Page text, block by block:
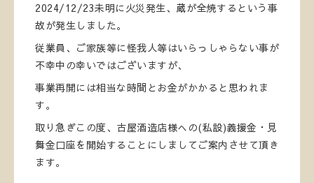
2024/12/23未明に火災発生、蔵が全焼するという事
故が発生しました。
従業員、ご家族等に怪我人等はいらっしゃらない事が
不幸中の幸いではございますが、
事業再開には相当な時間とお金がかかると思われま
す。
取り急ぎこの度、古屋酒造店様への(私設)義援金・見
舞金口座を開始することにしましてご案内させて頂き
ます。